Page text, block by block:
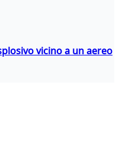
vicino a un aereo